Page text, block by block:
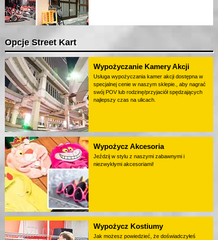
Opcje Street Kart
Wypożyczanie Kamery Akcji
Usługa wypożyczania kamer akcji dostępna w
specjalnej cenie w naszym sklepie., aby nagrać
swój POV lub rodzinę/przyjaciół spędzających
najlepszy czas na ulicach.
Wypożycz Akcesoria
Jeździj w stylu z naszymi zabawnymi i
niezwykłymi akcesoriami!
Wypożycz Kostiumy
Jak możesz powiedzieć, że doświadczyłeś